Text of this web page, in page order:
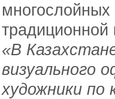
«В
визуального
художники